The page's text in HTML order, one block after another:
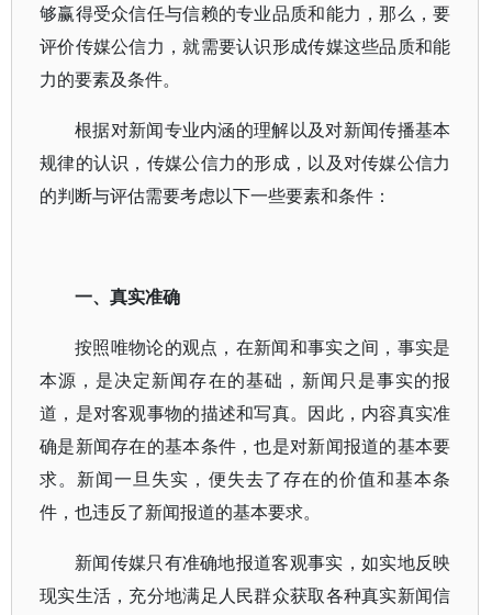
够赢得受众信任与信赖的专业品质和能力，那么，要
评价传媒公信力，就需要认识形成传媒这些品质和能
力的要素及条件。
根据对新闻专业内涵的理解以及对新闻传播基本
规律的认识，传媒公信力的形成，以及对传媒公信力
的判断与评估需要考虑以下一些要素和条件：
一、真实准确
按照唯物论的观点，在新闻和事实之间，事实是
本源，是决定新闻存在的基础，新闻只是事实的报
道，是对客观事物的描述和写真。因此，内容真实准
确是新闻存在的基本条件，也是对新闻报道的基本要
求。新闻一旦失实，便失去了存在的价值和基本条
件，也违反了新闻报道的基本要求。
新闻传媒只有准确地报道客观事实，如实地反映
现实生活，充分地满足人民群众获取各种真实新闻信